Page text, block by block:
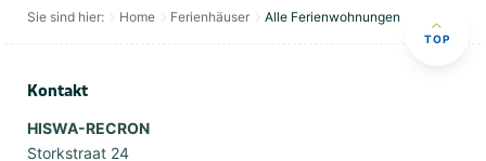
Sie sind hier: Home Ferienhäuser Alle Ferienwohnungen
TOP
Kontakt
HISWA-RECRON
Storkstraat 24